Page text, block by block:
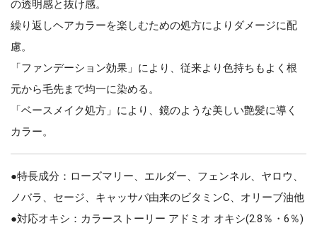
の透明感と抜け感。
繰り返しヘアカラーを楽しむための処方によりダメージに配
慮。
「ファンデーション効果」により、従来より色持ちもよく根
元から毛先まで均一に染める。
「ベースメイク処方」により、鏡のような美しい艶髪に導く
カラー。
●特長成分：ローズマリー、エルダー、フェンネル、ヤロウ、
ノバラ、セージ、キャッサバ由来のビタミンC、オリーブ油他
●対応オキシ：カラーストーリー アドミオ オキシ(2.8％・6％)